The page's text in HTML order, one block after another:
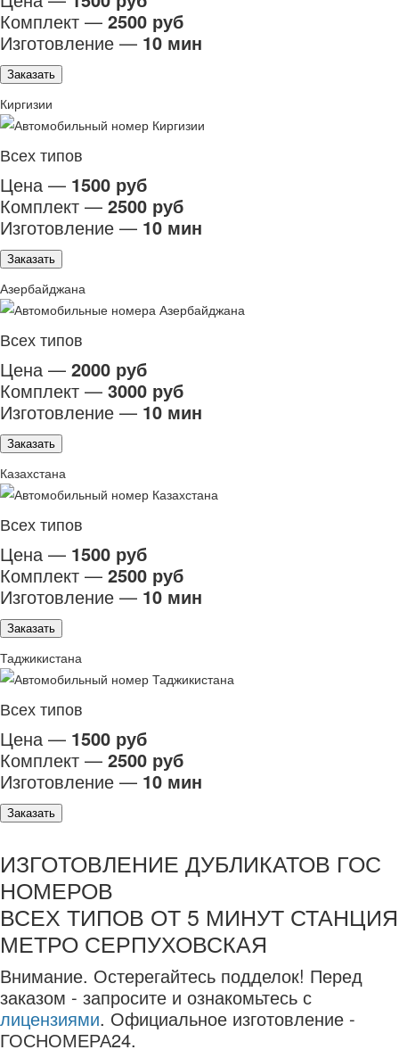
Комплект — 2500 руб
Изготовление — 10 мин
Заказать
Киргизии
Всех типов
Цена — 1500 руб
Комплект — 2500 руб
Изготовление — 10 мин
Заказать
Азербайджана
Всех типов
Цена — 2000 руб
Комплект — 3000 руб
Изготовление — 10 мин
Заказать
Казахстана
Всех типов
Цена — 1500 руб
Комплект — 2500 руб
Изготовление — 10 мин
Заказать
Таджикистана
Всех типов
Цена — 1500 руб
Комплект — 2500 руб
Изготовление — 10 мин
Заказать
ИЗГОТОВЛЕНИЕ ДУБЛИКАТОВ ГОС
НОМЕРОВ
ВСЕХ ТИПОВ ОТ 5 МИНУТ СТАНЦИЯ
МЕТРО СЕРПУХОВСКАЯ
Внимание. Остерегайтесь подделок! Перед
заказом - запросите и ознакомьтесь с
лицензиями. Официальное изготовление -
ГОСНОМЕРА24.